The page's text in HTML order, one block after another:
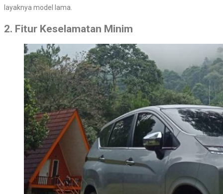
layaknya model lama.
2. Fitur Keselamatan Minim